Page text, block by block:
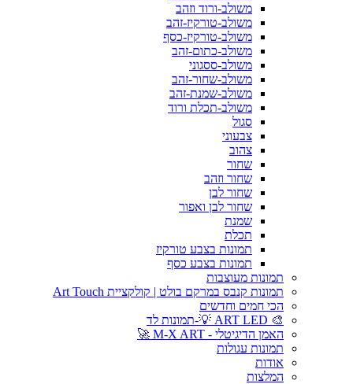
משולב-ורוד וזהב
משולב-טורקיז-זהב
משולב-טורקיז-כסף
משולב-כתום-זהב
משולב-ססגוני
משולב-שחור-זהב
משולב-שמנת-זהב
משולב-תכלת ורוד
סגול
צבעוני
צהוב
שחור
שחור וזהב
שחור לבן
שחור לבן ואפור
שמנת
תכלת
תמונות בצבע טורקיז
תמונות בצבע כסף
תמונות מעוצבות
תמונות קנבס במרקם בולט | קולקציית Art Touch
הכי חמים וחדשים
🎨 ART LED 💡-תמונות לד
האמן הדיגיטלי - M-X ART 🚀
תמונות עגולות
אודות
המלצות